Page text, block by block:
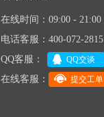
在线时间：09:00 - 21:00
电话客服：400-072-2815
QQ客服：
QQ交谈
在线客服： 提交工单